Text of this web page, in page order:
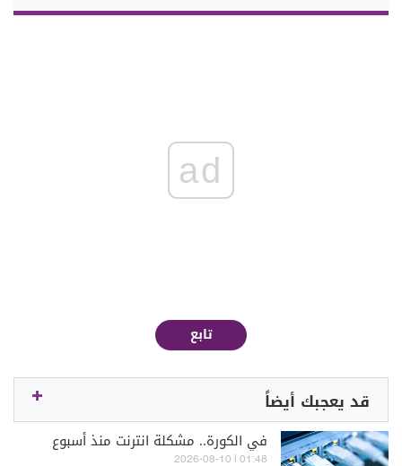
ad
تابع
قد يعجبك أيضاً
في الكورة.. مشكلة انترنت منذ أسبوع
01:48 | 2026-08-10